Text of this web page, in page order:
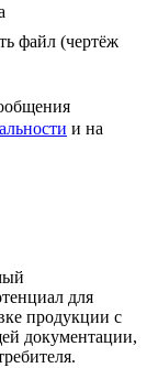
файл (чертёж
и на
для
продукции с
документации,